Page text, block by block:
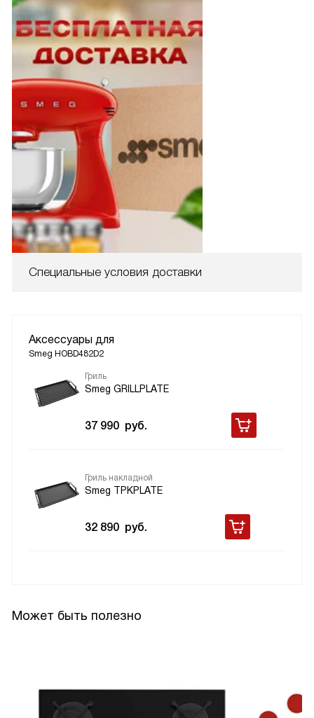
Специальные условия доставки
Аксессуары для
Smeg HOBD482D2
Гриль
Smeg GRILLPLATE
37 990 руб.
Гриль накладной
Smeg TPKPLATE
32 890 руб.
Может быть полезно